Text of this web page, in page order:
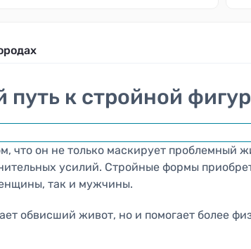
к стройной
что он не только маскирует проблемный
усилий. Стройные формы
так и мужчины.
обвисший живот, но и помогает более